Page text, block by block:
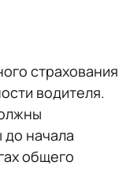
страхования
водителя.
начала
общего